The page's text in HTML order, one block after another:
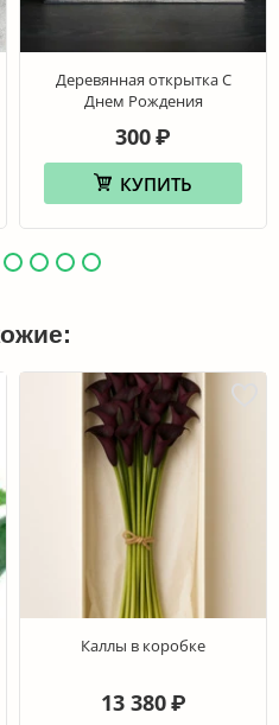
Деревянная открытка С
Днем Рождения
300₽
КУПИТЬ
Каллы в коробке
13 380 ₽